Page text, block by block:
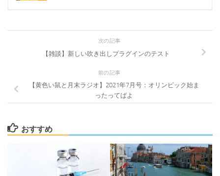
次の記事
【雑談】新しい吹き出しプラグインのテスト
前の記事
【黄色い鼠と月末ラジオ】2021年7月号：オリンピック始ま
ったってばよ
おすすめ